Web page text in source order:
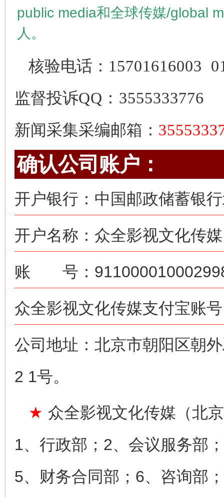
public media和全球传媒/global
人。
核验电话： 15701616003
监督投诉QQ：3555333776
新闻采集采编邮箱：
确认公司账户：
开户银行：中国邮政储蓄银
开户名称：众全影视文化传
账 号：
众全影视文化传媒支付宝账
公司地址：北京市朝阳区朝
2 1号。
★ 众全影视文化传媒（北
1、行政部；2、会议服务部
5、财务合同部；6、咨询部